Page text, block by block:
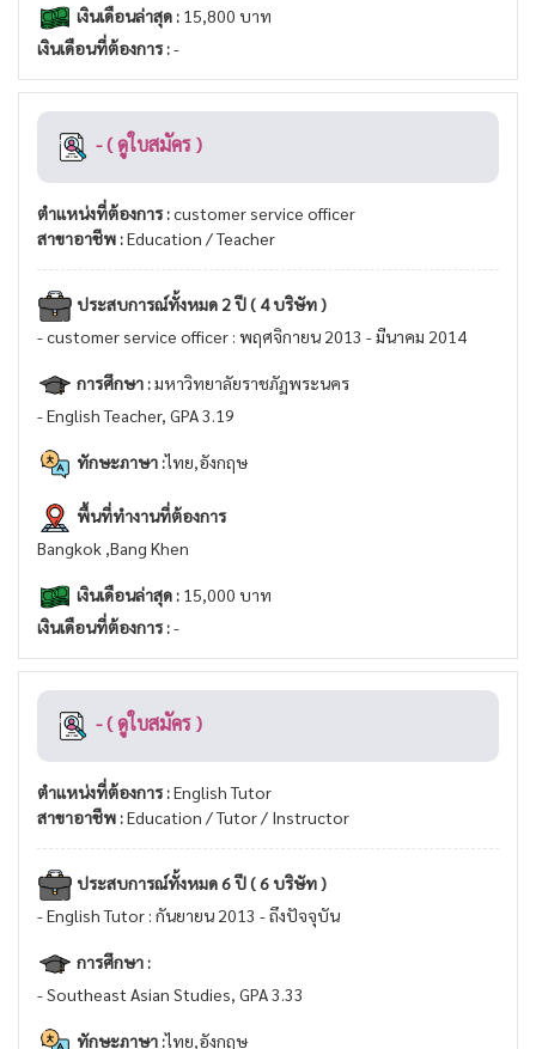
เงินเดือนล่าสุด : 15,800 บาท
เงินเดือนที่ต้องการ :-
- ( ดูใบสมัคร )
ตำแหน่งที่ต้องการ :customer service officer
สาขาอาชีพ :Education / Teacher
ประสบการณ์ทั้งหมด 2 ปี ( 4 บริษัท )
- customer service officer : พฤศจิกายน 2013 - มีนาคม 2014
การศึกษา :มหาวิทยาลัยราชภัฏพระนคร
- English Teacher, GPA 3.19
ทักษะภาษา :ไทย,อังกฤษ
พื้นที่ทำงานที่ต้องการ
Bangkok ,Bang Khen
เงินเดือนล่าสุด : 15,000 บาท
เงินเดือนที่ต้องการ :-
- ( ดูใบสมัคร )
ตำแหน่งที่ต้องการ :English Tutor
สาขาอาชีพ :Education / Tutor / Instructor
ประสบการณ์ทั้งหมด 6 ปี ( 6 บริษัท )
- English Tutor : กันยายน 2013 - ถึงปัจจุบัน
การศึกษา :
- Southeast Asian Studies, GPA 3.33
ทักษะภาษา :ไทย,อังกฤษ